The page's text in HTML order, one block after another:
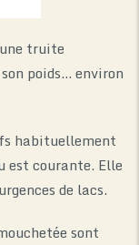
truite
poids… environ
habituellement
est courante. Elle
de lacs.
sont